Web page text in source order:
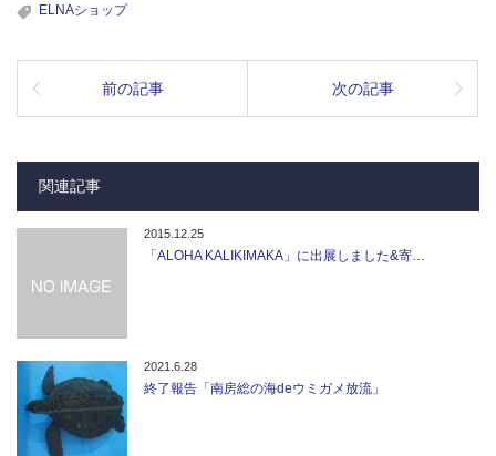
ELNAショップ
前の記事 次の記事
関連記事
2015.12.25
「ALOHA KALIKIMAKA」に出展しました&寄…
2021.6.28
終了報告「南房総の海deウミガメ放流」